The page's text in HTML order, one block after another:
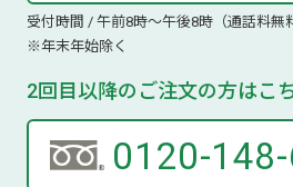
受付時間 / 午前8時～午後8時（通話料無
※年末年始除く
2回目以降のご注文の方はこ
0120-